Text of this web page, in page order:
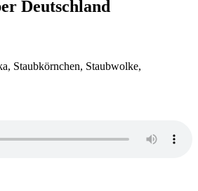
Deutschland
Staubkörnchen, Staubwolke,